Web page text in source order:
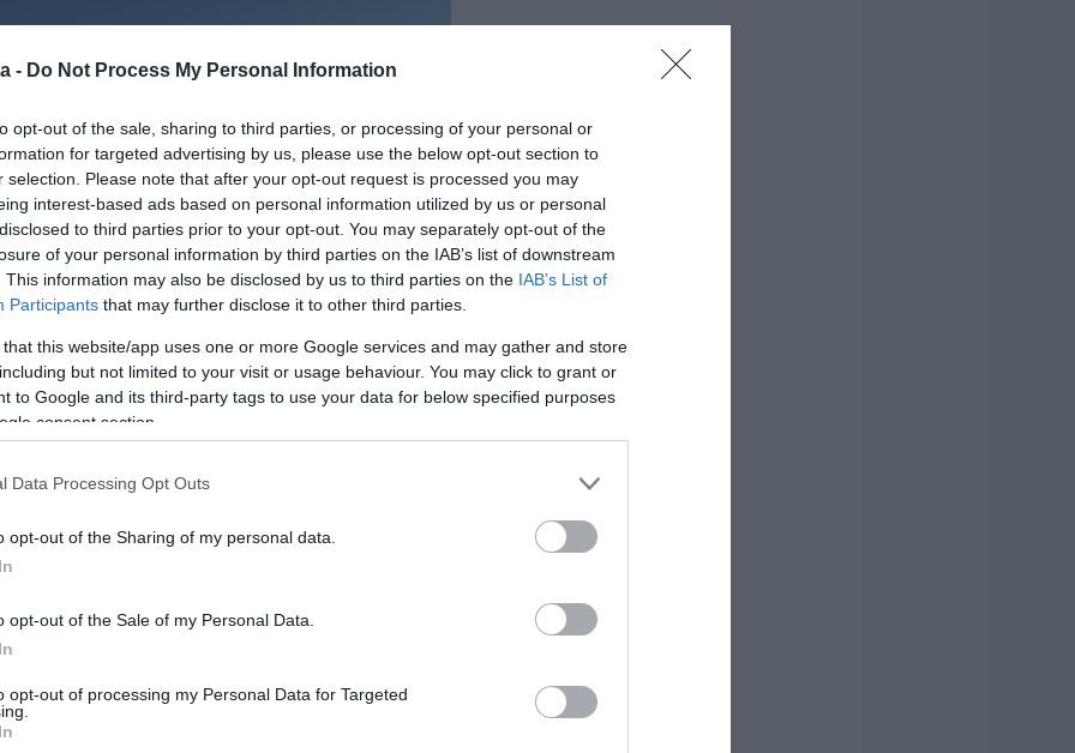
- Do Not Process My Personal Information
opt-out of the sale, sharing to third parties, or processing of your personal or
for targeted advertising by us, please use the below opt-out section to
selection. Please note that after your opt-out request is processed you may
interest-based ads based on personal information utilized by us or personal
to third parties prior to your opt-out. You may separately opt-out of the
of your personal information by third parties on the IAB’s list of downstream
This information may also be disclosed by us to third parties on the IAB’s List of
Participants that may further disclose it to other third parties.
that this website/app uses one or more Google services and may gather and store
but not limited to your visit or usage behaviour. You may click to grant or
to Google and its third-party tags to use your data for below specified purposes
consent section.
Data Processing Opt Outs
opt-out of the Sharing of my personal data.
opt-out of the Sale of my Personal Data.
opt-out of processing my Personal Data for Targeted
rendben, jól működik a kapcsolatuk.